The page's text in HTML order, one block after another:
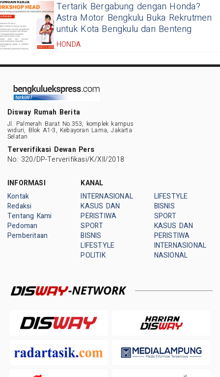
Tertarik Bergabung dengan Honda?
Astra Motor Bengkulu Buka Rekrutmen
untuk Kota Bengkulu dan Benteng
HONDA
Disway Rumah Berita
Jl. Palmerah Barat No.353, komplek kampus
widuri, Blok A1-3, Kebayoran Lama, Jakarta
Selatan
Terverifikasi Dewan Pers
No: 320/DP-Terverifikasi/K/XII/2018
INFORMASI
Kontak
Redaksi
Tentang Kami
Pedoman
Pemberitaan
KANAL
INTERNASIONAL
KASUS DAN
PERISTIWA
SPORT
BISNIS
LIFESTYLE
POLITIK
LIFESTYLE
BISNIS
SPORT
KASUS DAN
PERISTIWA
INTERNASIONAL
NASIONAL